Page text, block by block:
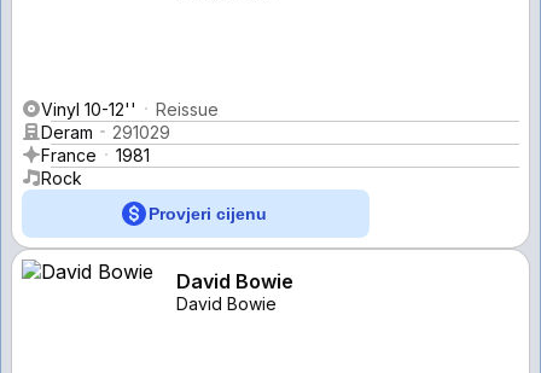
Vinyl 10-12''
Reissue
Deram
291029
France
1981
Rock
Provjeri cijenu
David Bowie
David Bowie